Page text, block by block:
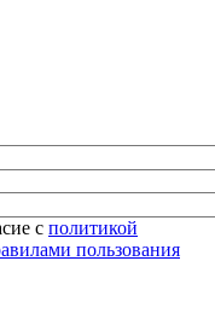
с политикой
пользования